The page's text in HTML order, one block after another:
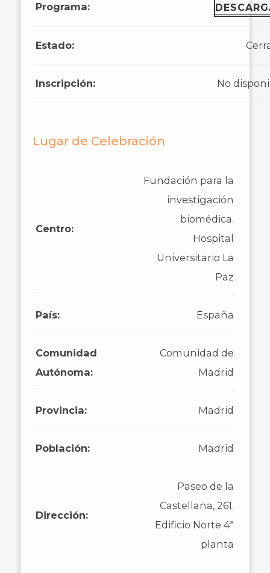
Programa:
Estado:
Inscripción: No
Lugar de Celebración
Centro:
Fundación para la
investigación
biomédica.
Hospital
Universitario La
Paz
País: España
Comunidad
Autónoma:
Comunidad de
Madrid
Provincia: Madrid
Población: Madrid
Dirección:
Paseo de la
Castellana, 261.
Edificio Norte 4ª
planta